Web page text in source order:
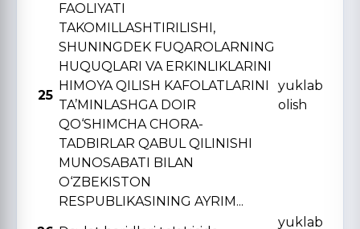
25
FAOLIYATI
TAKOMILLASHTIRILISHI,
SHUNINGDЕK FUQAROLARNING
HUQUQLARI VA ERKINLIKLARINI
HIMOYA QILISH KAFOLATLARINI
TA’MINLASHGA DOIR
QO‘SHIMCHA CHORA-
TADBIRLAR QABUL QILINISHI
MUNOSABATI BILAN
O‘ZBЕKISTON
RЕSPUBLIKASINING AYRIM...
yuklab
olish
yuklab